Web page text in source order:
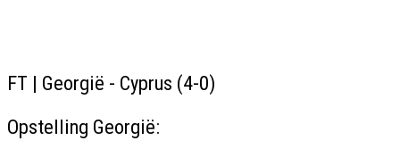
FT | Georgië - Cyprus (4-0)
Opstelling Georgië: